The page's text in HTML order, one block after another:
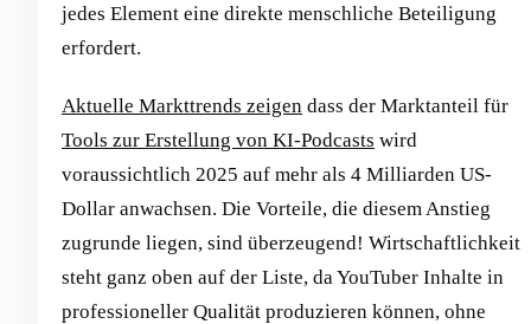
jedes Element eine direkte menschliche Beteiligung
erfordert.
Aktuelle Markttrends zeigen dass der Marktanteil für
Tools zur Erstellung von KI-Podcasts wird
voraussichtlich 2025 auf mehr als 4 Milliarden US-
Dollar anwachsen. Die Vorteile, die diesem Anstieg
zugrunde liegen, sind überzeugend! Wirtschaftlichkeit
steht ganz oben auf der Liste, da YouTuber Inhalte in
professioneller Qualität produzieren können, ohne